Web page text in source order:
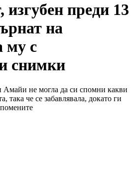
изгубен преди 13
на
му с
снимки
Амайи не могла да си спомни какви
така че се забавлявала, докато ги